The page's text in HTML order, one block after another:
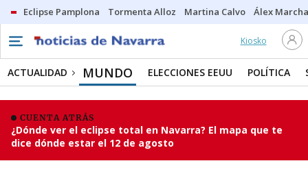
Eclipse Pamplona Tormenta Alloz Martina Calvo Álex
Kiosko
ACTUALIDAD MUNDO ELECCIONES EEUU POLÍTICA
CUENTA ATRÁS
¿Dónde ver el eclipse total en Navarra? El mapa que te
dice dónde estar el 12 de agosto